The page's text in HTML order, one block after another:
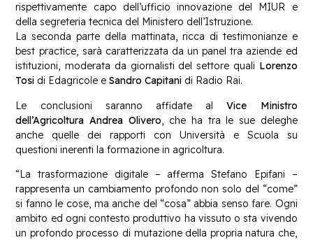
rispettivamente capo dell’ufficio innovazione del MIUR e
della segreteria tecnica del Ministero dell’Istruzione.
La seconda parte della mattinata, ricca di testimonianze e
best practice, sarà caratterizzata da un panel tra aziende ed
istituzioni, moderata da giornalisti del settore quali Lorenzo
Tosi di Edagricole eSandro Capitani di Radio Rai.
Le conclusioni saranno affidate alVice Ministro
dell’Agricoltura Andrea Olivero , che ha tra le sue deleghe
anche quelle dei rapporti con Università e Scuola su
questioni inerenti la formazione in agricoltura.
“La trasformazione digitale – afferma Stefano Epifani –
rappresenta un cambiamento profondo non solo del “come”
si fanno le cose, ma anche del “cosa” abbia senso fare. Ogni
ambito ed ogni contesto produttivo ha vissuto o sta vivendo
un profondo processo di mutazione della propria natura che,